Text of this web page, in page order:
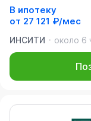
В ипотеку
от 27 121 ₽/мес
ИНСИТИ
около 6